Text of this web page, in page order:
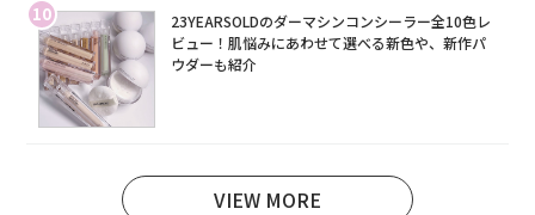
10
23YEARSOLDのダーマシンコンシーラー全10色レ
ビュー！肌悩みにあわせて選べる新色や、新作パ
ウダーも紹介
VIEW MORE